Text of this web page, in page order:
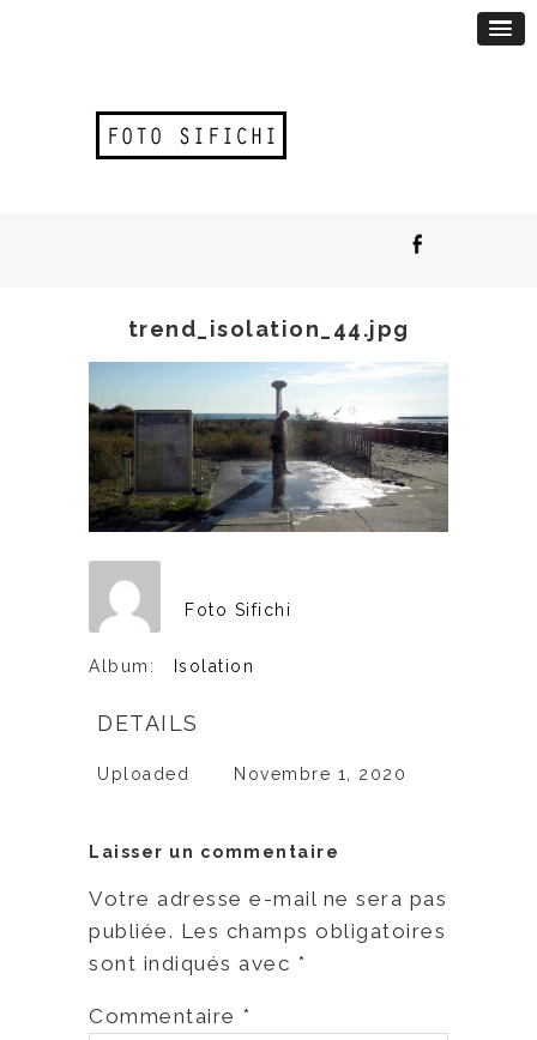
trend_isolation_44.jpg
Foto Sifichi
Album: Isolation
DETAILS
Uploaded Novembre 1, 2020
Laisser un commentaire
Votre adresse e-mail ne sera pas
publiée. Les champs obligatoires
sont indiqués avec *
Commentaire *